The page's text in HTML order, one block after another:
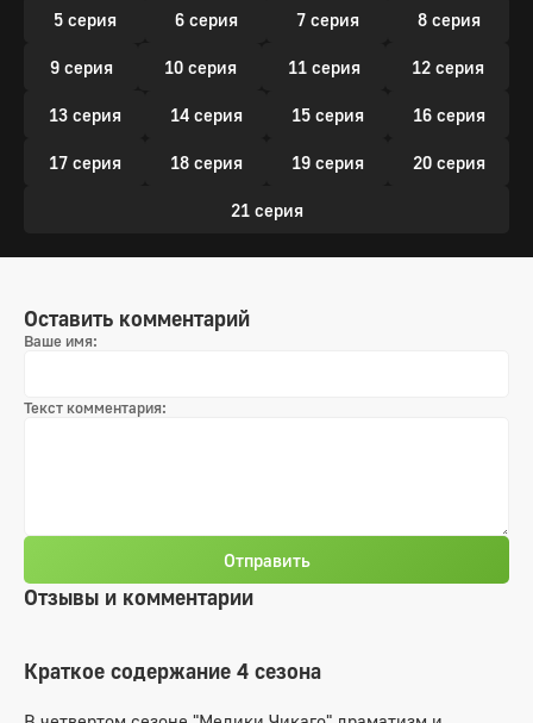
5 серия 6 серия 7 серия 8 серия
9 серия 10 серия 11 серия 12 серия
13 серия 14 серия 15 серия 16 серия
17 серия 18 серия 19 серия 20 серия
21 серия
Отзывы и комментарии
Оставить комментарий
Ваше имя:
Текст комментария:
Отправить
Краткое содержание 4 сезона